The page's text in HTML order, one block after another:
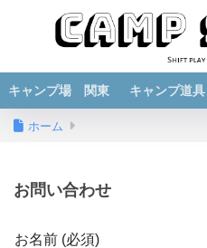
キャンプ場 関東 キャンプ道具
ホーム
お問い合わせ
お名前 (必須)